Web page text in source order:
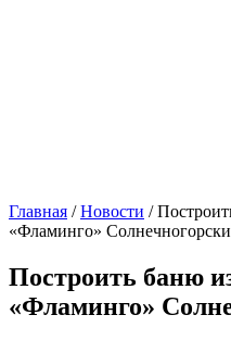
Главная /Новости /
«Фламинго»
Построить баню
«Фламинго»